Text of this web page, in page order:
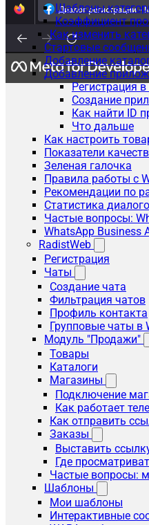
Шаблоны
Коэффициент
Как изменить
Стартовые
Добавление
Добавление
Регистрация
Создание
Как найти ID
Что дальше
Как настроить
Показатели
Зеленая галочка
Правила работы с
Рекомендации по
Статистика
Частые вопросы:
WhatsApp Business
RadistWeb
Регистрация
Чаты
Создание чата
Фильтрация чатов
Профиль контакта
Групповые чаты в
Модуль "Продажи"
Товары
Каталоги
Магазины
Подключение
Как работает
Как отправить
Заказы
Выставить
Где
Частые вопросы:
Шаблоны
Мои шаблоны
Интерактивные